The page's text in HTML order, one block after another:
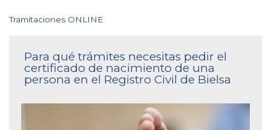
Tramitaciones ONLINE
Para qué trámites necesitas pedir el
certificado de nacimiento de una
persona en el Registro Civil de Bielsa